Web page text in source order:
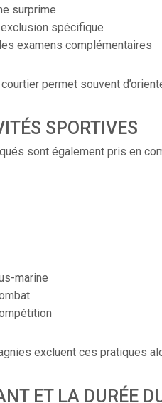
surprime
spécifique
examens complémentaires
courtier permet souvent
SPORTIVES
sont également pris en
marine
excluent ces pratiques
ET LA DURÉE